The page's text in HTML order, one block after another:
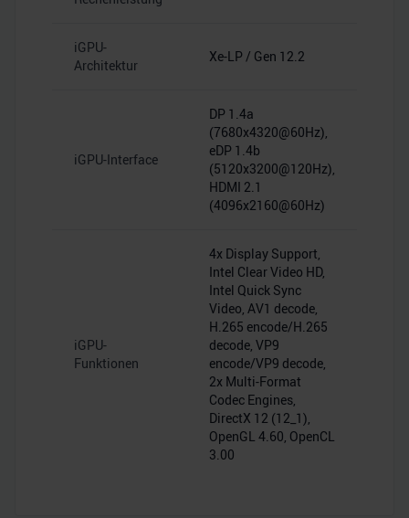
iGPU-
Architektur
Xe-LP / Gen 12.2
iGPU-Interface
DP 1.4a
(7680x4320@60Hz),
eDP 1.4b
(5120x3200@120Hz),
HDMI 2.1
(4096x2160@60Hz)
iGPU-
Funktionen
4x Display Support,
Intel Clear Video HD,
Intel Quick Sync
Video, AV1 decode,
H.265 encode/H.265
decode, VP9
encode/VP9 decode,
2x Multi-Format
Codec Engines,
DirectX 12 (12_1),
OpenGL 4.60, OpenCL
3.00